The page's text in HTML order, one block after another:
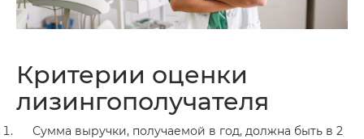
Критерии оценки
лизингополучателя
Сумма выручки, получаемой в год, должна быть в 2